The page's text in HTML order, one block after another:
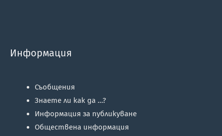
Информация
Съобщения
Знаете ли как да …?
Информация за публикуване
Обществена информация